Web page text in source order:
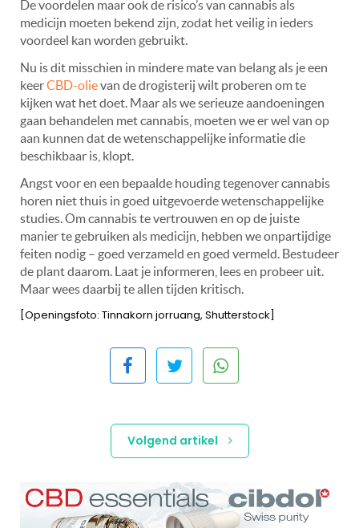
De voordelen maar ook de risico’s van cannabis als
medicijn moeten bekend zijn, zodat het veilig in ieders
voordeel kan worden gebruikt.
Nu is dit misschien in mindere mate van belang als je een
keerCBD-olievan de drogisterij wilt proberen om te
kijken wat het doet. Maar als we serieuze aandoeningen
gaan behandelen met cannabis, moeten we er wel van op
aan kunnen dat de wetenschappelijke informatie die
beschikbaar is, klopt.
Angst voor en een bepaalde houding tegenover cannabis
horen niet thuis in goed uitgevoerde wetenschappelijke
studies. Om cannabis te vertrouwen en op de juiste
manier te gebruiken als medicijn, hebben we onpartijdige
feiten nodig – goed verzameld en goed vermeld. Bestudeer
de plant daarom. Laat je informeren, lees en probeer uit.
Maar wees daarbij te allen tijden kritisch.
[Openingsfoto: Tinnakorn jorruang, Shutterstock]
Volgend artikel